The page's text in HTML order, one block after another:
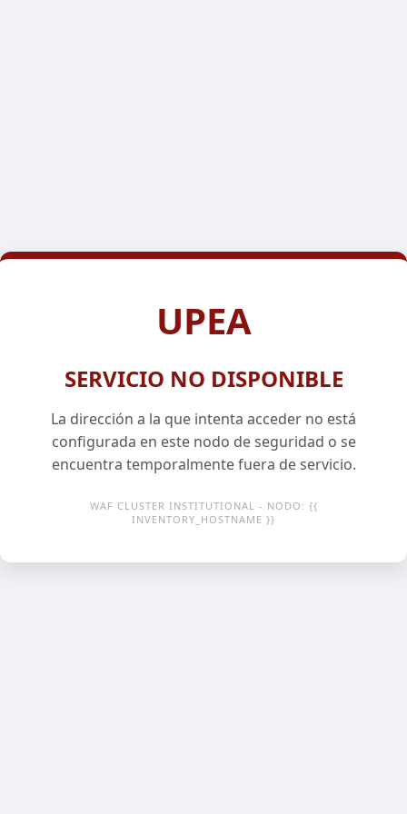
UPEA
SERVICIO NO DISPONIBLE
La dirección a la que intenta acceder no está
configurada en este nodo de seguridad o se
encuentra temporalmente fuera de servicio.
WAF CLUSTER INSTITUTIONAL - NODO: {{
INVENTORY_HOSTNAME }}